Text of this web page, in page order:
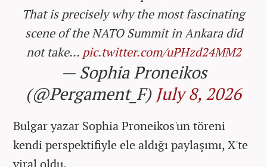
That is precisely why the most fascinating
scene of the NATO Summit in Ankara did
not take… pic.twitter.com/uPHzd24MM2
— Sophia Proneikos
(@Pergament_F) July 8, 2026
Bulgar yazar Sophia Proneikos'un töreni
kendi perspektifiyle ele aldığı paylaşımı, X'te
viral oldu.